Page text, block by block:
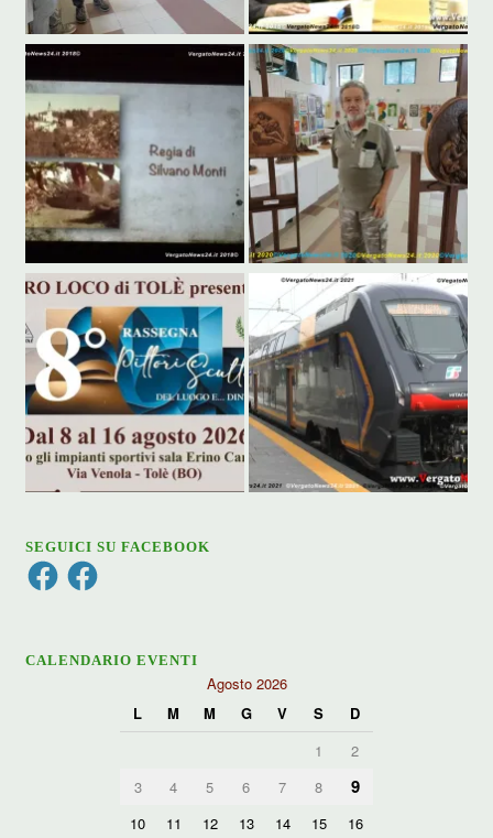
SEGUICI SU FACEBOOK
FacebookFacebook
CALENDARIO EVENTI
Agosto 2026
L
M M G V S
D
1
2
3
4 5 6 7 8 9
10 11 12 13 14 15
16